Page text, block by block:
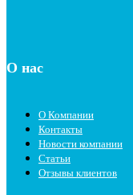
О нас
О Компании
Контакты
Новости компании
Статьи
Отзывы клиентов